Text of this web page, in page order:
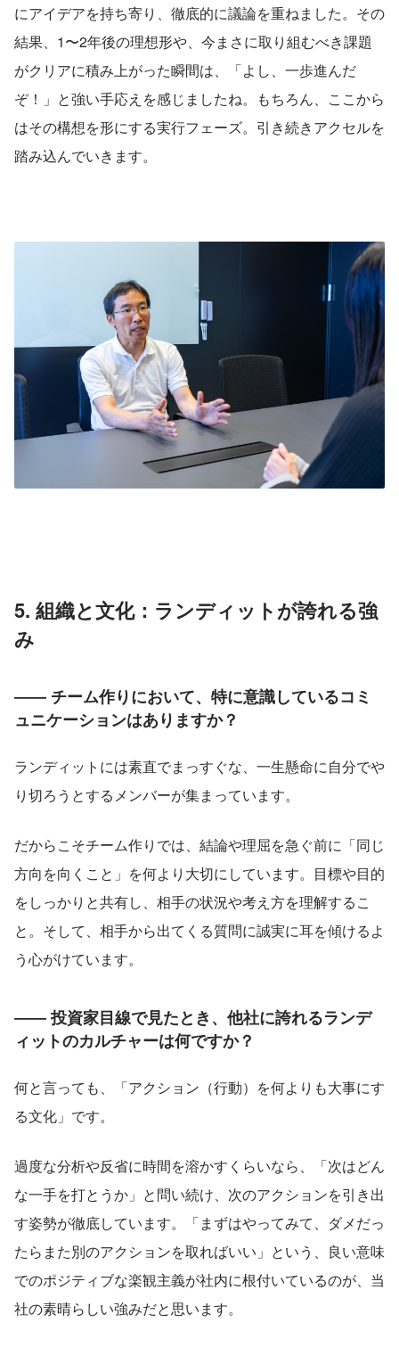
にアイデアを持ち寄り、徹底的に議論を重ねました。その
結果、1〜2年後の理想形や、今まさに取り組むべき課題
がクリアに積み上がった瞬間は、「よし、一歩進んだ
ぞ！」と強い手応えを感じましたね。もちろん、ここから
はその構想を形にする実行フェーズ。引き続きアクセルを
踏み込んでいきます。
5. 組織と文化：ランディットが誇れる強
み
―― チーム作りにおいて、特に意識しているコミ
ュニケーションはありますか？
ランディットには素直でまっすぐな、一生懸命に自分でや
り切ろうとするメンバーが集まっています。
だからこそチーム作りでは、結論や理屈を急ぐ前に「同じ
方向を向くこと」を何より大切にしています。目標や目的
をしっかりと共有し、相手の状況や考え方を理解するこ
と。そして、相手から出てくる質問に誠実に耳を傾けるよ
う心がけています。
―― 投資家目線で見たとき、他社に誇れるランデ
ィットのカルチャーは何ですか？
何と言っても、「アクション（行動）を何よりも大事にす
る文化」です。
過度な分析や反省に時間を溶かすくらいなら、「次はどん
な一手を打とうか」と問い続け、次のアクションを引き出
す姿勢が徹底しています。「まずはやってみて、ダメだっ
たらまた別のアクションを取ればいい」という、良い意味
でのポジティブな楽観主義が社内に根付いているのが、当
社の素晴らしい強みだと思います。